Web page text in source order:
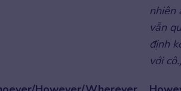
nhiên
vẫn
định
với